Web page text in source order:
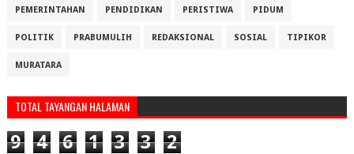
PEMERINTAHAN PENDIDIKAN PERISTIWA PIDUM
POLITIK PRABUMULIH REDAKSIONAL SOSIAL TIPIKOR
MURATARA
TOTAL TAYANGAN HALAMAN
9 4 6 1 3 3 2